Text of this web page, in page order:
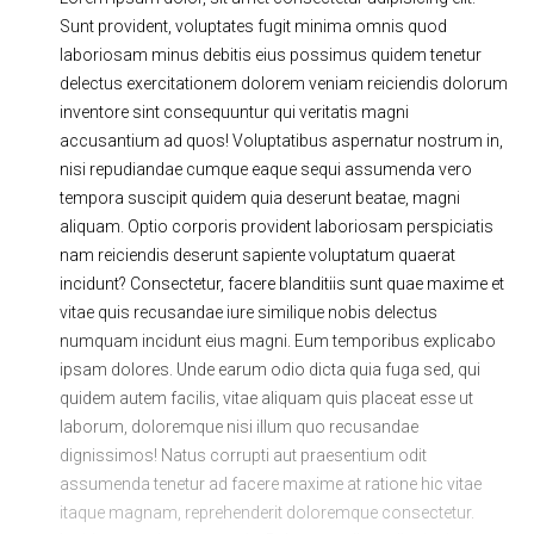
Ходовая часть Сцепление
Запчасти Двигатель
Тормозная система Замена Ремней
Sunt provident, voluptates fugit minima omnis quod
laboriosam minus debitis eius possimus quidem tenetur
delectus exercitationem dolorem veniam reiciendis dolorum
inventore sint consequuntur qui veritatis magni
accusantium ad quos! Voluptatibus aspernatur nostrum in,
nisi repudiandae cumque eaque sequi assumenda vero
tempora suscipit quidem quia deserunt beatae, magni
aliquam. Optio corporis provident laboriosam perspiciatis
nam reiciendis deserunt sapiente voluptatum quaerat
incidunt? Consectetur, facere blanditiis sunt quae maxime et
vitae quis recusandae iure similique nobis delectus
numquam incidunt eius magni. Eum temporibus explicabo
ipsam dolores. Unde earum odio dicta quia fuga sed, qui
quidem autem facilis, vitae aliquam quis placeat esse ut
laborum, doloremque nisi illum quo recusandae
dignissimos! Natus corrupti aut praesentium odit
assumenda tenetur ad facere maxime at ratione hic vitae
itaque magnam, reprehenderit doloremque consectetur.